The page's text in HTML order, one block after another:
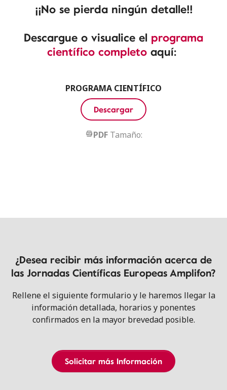
¡¡No se pierda ningún detalle!!
Descargue o visualice el programa
científico completo aquí:
PROGRAMA CIENTÍFICO
Descargar
PDF Tamaño:
¿Desea recibir más información acerca de
las Jornadas Científicas Europeas Amplifon?
Rellene el siguiente formulario y le haremos llegar la
información detallada, horarios y ponentes
confirmados en la mayor brevedad posible.
Solicitar más Información